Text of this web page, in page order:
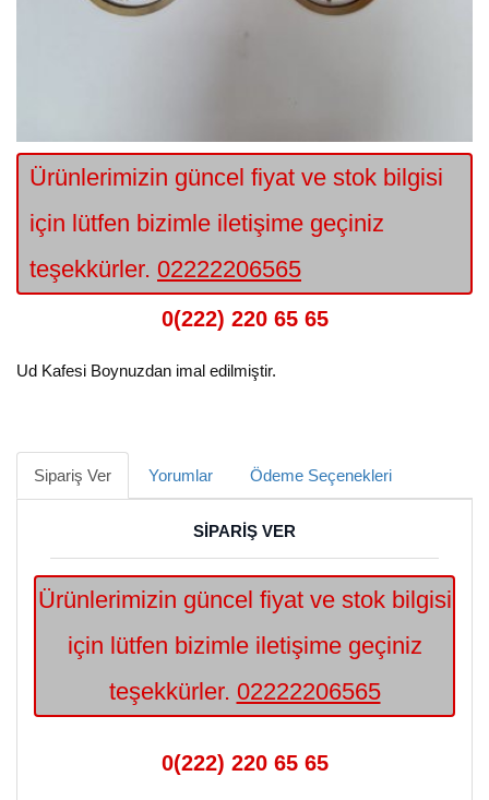
Ürünlerimizin güncel fiyat ve stok bilgisi
için lütfen bizimle iletişime geçiniz
teşekkürler. 02222206565
0(222) 220 65 65
Ud Kafesi Boynuzdan imal edilmiştir.
Sipariş Ver Yorumlar Ödeme Seçenekleri
SİPARİŞ VER
Ürünlerimizin güncel fiyat ve stok bilgisi
için lütfen bizimle iletişime geçiniz
teşekkürler. 02222206565
0(222) 220 65 65